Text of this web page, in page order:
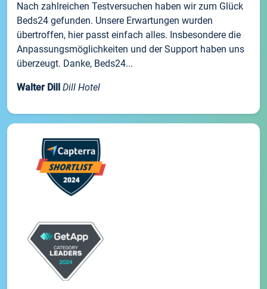
Nach zahlreichen Testversuchen haben wir zum Glück
Beds24 gefunden. Unsere Erwartungen wurden
übertroffen, hier passt einfach alles. Insbesondere die
Anpassungsmöglichkeiten und der Support haben uns
überzeugt. Danke, Beds24...
Walter Dill Dill Hotel